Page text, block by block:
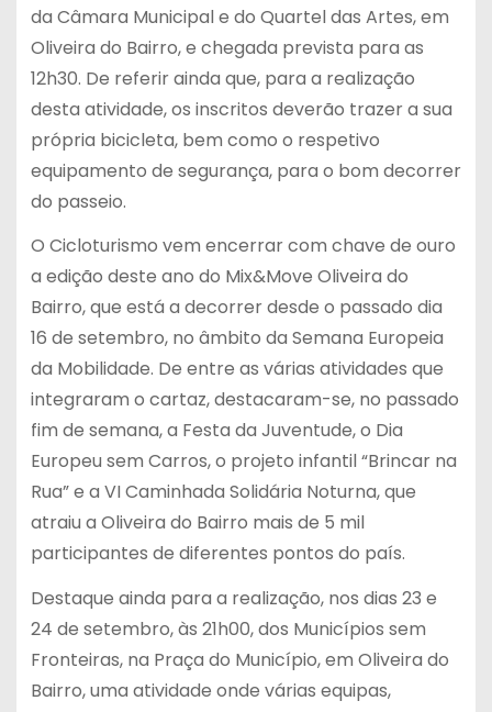
da Câmara Municipal e do Quartel das Artes, em
Oliveira do Bairro, e chegada prevista para as
12h30. De referir ainda que, para a realização
desta atividade, os inscritos deverão trazer a sua
própria bicicleta, bem como o respetivo
equipamento de segurança, para o bom decorrer
do passeio.
O Cicloturismo vem encerrar com chave de ouro
a edição deste ano do Mix&Move Oliveira do
Bairro, que está a decorrer desde o passado dia
16 de setembro, no âmbito da Semana Europeia
da Mobilidade. De entre as várias atividades que
integraram o cartaz, destacaram-se, no passado
fim de semana, a Festa da Juventude, o Dia
Europeu sem Carros, o projeto infantil “Brincar na
Rua” e a VI Caminhada Solidária Noturna, que
atraiu a Oliveira do Bairro mais de 5 mil
participantes de diferentes pontos do país.
Destaque ainda para a realização, nos dias 23 e
24 de setembro, às 21h00, dos Municípios sem
Fronteiras, na Praça do Município, em Oliveira do
Bairro, uma atividade onde várias equipas,